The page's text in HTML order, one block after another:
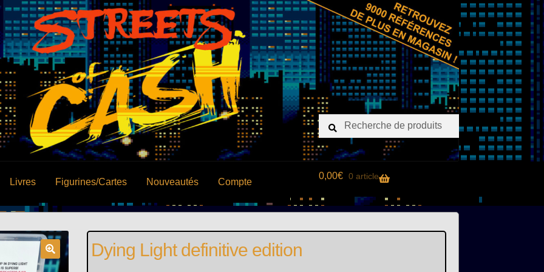
Recherche
pour :
Recherche
Livres Figurines/Cartes Nouveautés Compte
0,00€ 0 article
Dying Light definitive edition